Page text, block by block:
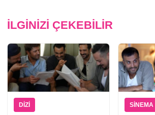
İLGINIZI ÇEKEBILIR
DIZI SINEMA